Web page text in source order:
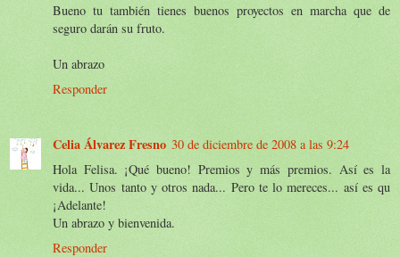
Bueno tu también tienes buenos proyectos en marcha que de
seguro darán su fruto.
Un abrazo
Responder
Celia Álvarez Fresno 30 de diciembre de 2008 a las 9:24
Hola Felisa. ¡Qué bueno! Premios y más premios. Así es la
vida... Unos tanto y otros nada... Pero te lo mereces... así es qu
¡Adelante!
Un abrazo y bienvenida.
Responder